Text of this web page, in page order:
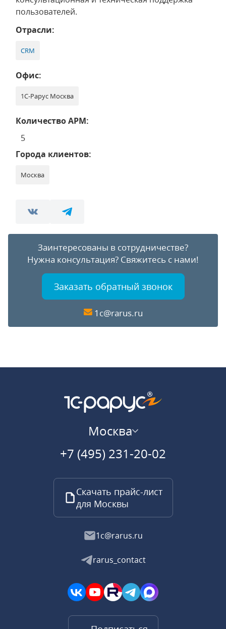
пользователей.
Отрасли:
CRM
Офис:
1С-Рарус Москва
Количество АРМ:
5
Города клиентов:
Москва
Заинтересованы в сотрудничестве?
Нужна консультация? Свяжитесь с нами!
Заказать обратный звонок
1c@rarus.ru
Москва
+7 (495) 231-20-02
Скачать прайс-лист
для Москвы
1c@rarus.ru
rarus_contact